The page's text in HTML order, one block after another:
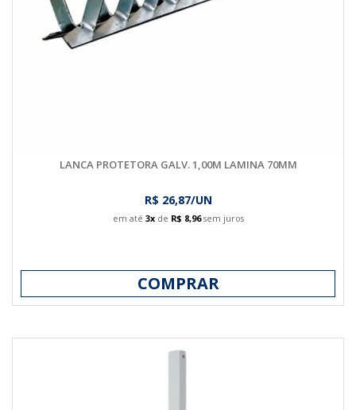
LANCA PROTETORA GALV. 1,00M LAMINA 70MM
R$ 26,87/UN
em até 3xde R$ 8,96sem juros
COMPRAR